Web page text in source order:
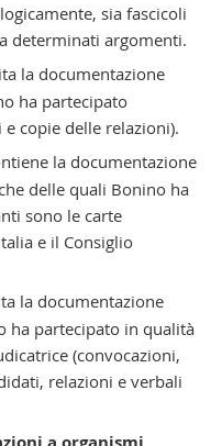
sia fascicoli
determinati argomenti.
la documentazione
ha partecipato
copie delle relazioni).
la documentazione
delle quali Bonino ha
sono le carte
e il Consiglio
la documentazione
ha partecipato in qualità
(convocazioni,
relazioni e verbali